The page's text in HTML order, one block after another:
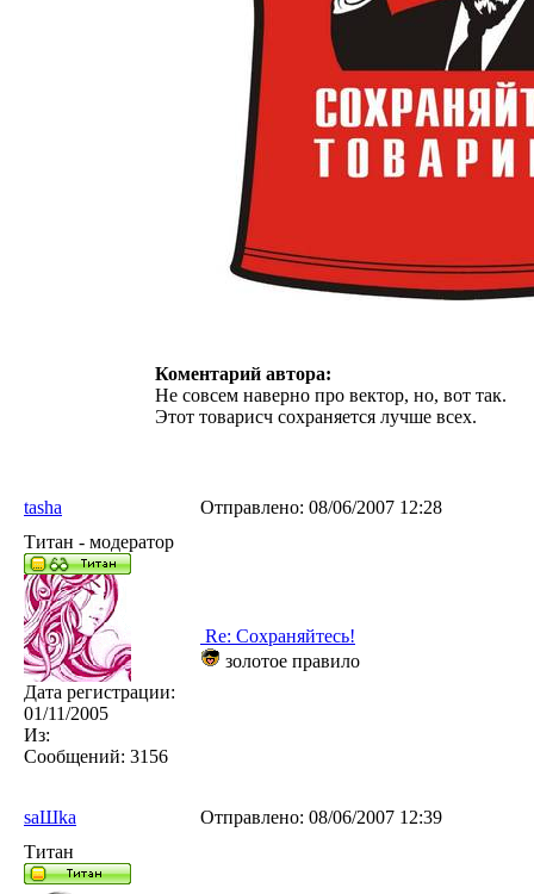
Коментарий автора:
Не совсем наверно про вектор, но, вот так.
Этот товарисч сохраняется лучше всех.
tasha Отправлено: 08/06/2007 12:28
Титан - модератор
Дата регистрации:
01/11/2005
Из:
Сообщений: 3156
Re: Сохраняйтесь!
золотое правило
saШka Отправлено: 08/06/2007 12:39
Титан